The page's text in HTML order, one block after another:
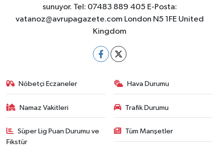
sunuyor. Tel: 07483 889 405 E-Posta:
vatanoz@avrupagazete.com London N5 1FE United
Kingdom
Nöbetçi Eczaneler Hava Durumu
Namaz Vakitleri Trafik Durumu
Süper Lig Puan Durumu ve
Fikstür
Tüm Manşetler